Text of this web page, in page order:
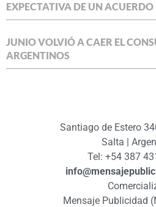
EXPECTATIVA DE UN
JUNIO VOLVIÓ A CAER EL
ARGENTINOS
Santiago de Estero
Salta |
Tel: +54 387
Mensaje Publicidad